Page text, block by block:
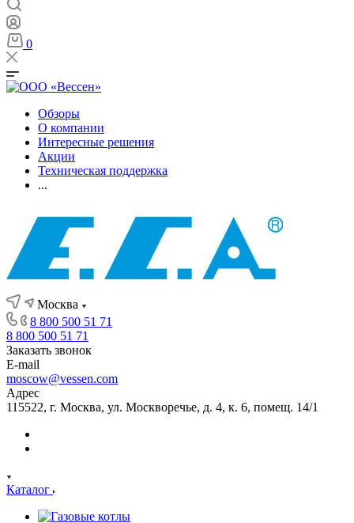
0
Обзоры
О компании
Интересные решения
Акции
Техническая поддержка
...
Москва
8 800 500 51 71
8 800 500 51 71
Заказать звонок
E-mail
moscow@vessen.com
Адрес
115522, г. Москва, ул. Москворечье, д. 4, к. 6, помещ. 14/1
Каталог